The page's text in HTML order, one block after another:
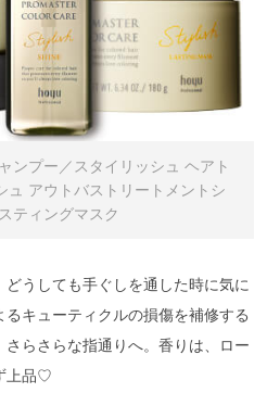
プー／スタイリッシュ ヘアト
ュ アウトバストリートメントシ
ティングマスク
うしても手ぐしを通した時に気に
キューティクルの損傷を補修する
らさらな指通りへ。香りは、ロー
上品♡